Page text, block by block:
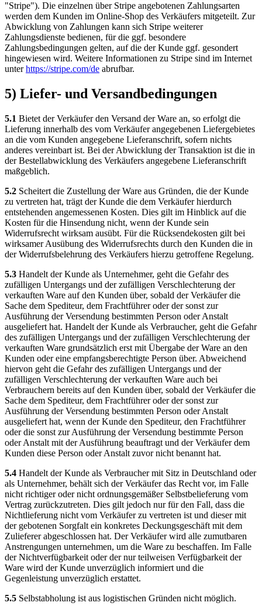
"Stripe"). Die einzelnen über Stripe angebotenen Zahlungsarten
werden dem Kunden im Online-Shop des Verkäufers mitgeteilt. Zur
Abwicklung von Zahlungen kann sich Stripe weiterer
Zahlungsdienste bedienen, für die ggf. besondere
Zahlungsbedingungen gelten, auf die der Kunde ggf. gesondert
hingewiesen wird. Weitere Informationen zu Stripe sind im Internet
unterhttps://stripe.com/de abrufbar.
5) Liefer- und Versandbedingungen
5.1 Bietet der Verkäufer den Versand der Ware an, so erfolgt die
Lieferung innerhalb des vom Verkäufer angegebenen Liefergebietes
an die vom Kunden angegebene Lieferanschrift, sofern nichts
anderes vereinbart ist. Bei der Abwicklung der Transaktion ist die in
der Bestellabwicklung des Verkäufers angegebene Lieferanschrift
maßgeblich.
5.2 Scheitert die Zustellung der Ware aus Gründen, die der Kunde
zu vertreten hat, trägt der Kunde die dem Verkäufer hierdurch
entstehenden angemessenen Kosten. Dies gilt im Hinblick auf die
Kosten für die Hinsendung nicht, wenn der Kunde sein
Widerrufsrecht wirksam ausübt. Für die Rücksendekosten gilt bei
wirksamer Ausübung des Widerrufsrechts durch den Kunden die in
der Widerrufsbelehrung des Verkäufers hierzu getroffene Regelung.
5.3 Handelt der Kunde als Unternehmer, geht die Gefahr des
zufälligen Untergangs und der zufälligen Verschlechterung der
verkauften Ware auf den Kunden über, sobald der Verkäufer die
Sache dem Spediteur, dem Frachtführer oder der sonst zur
Ausführung der Versendung bestimmten Person oder Anstalt
ausgeliefert hat. Handelt der Kunde als Verbraucher, geht die Gefahr
des zufälligen Untergangs und der zufälligen Verschlechterung der
verkauften Ware grundsätzlich erst mit Übergabe der Ware an den
Kunden oder eine empfangsberechtigte Person über. Abweichend
hiervon geht die Gefahr des zufälligen Untergangs und der
zufälligen Verschlechterung der verkauften Ware auch bei
Verbrauchern bereits auf den Kunden über, sobald der Verkäufer die
Sache dem Spediteur, dem Frachtführer oder der sonst zur
Ausführung der Versendung bestimmten Person oder Anstalt
ausgeliefert hat, wenn der Kunde den Spediteur, den Frachtführer
oder die sonst zur Ausführung der Versendung bestimmte Person
oder Anstalt mit der Ausführung beauftragt und der Verkäufer dem
Kunden diese Person oder Anstalt zuvor nicht benannt hat.
5.4 Handelt der Kunde als Verbraucher mit Sitz in Deutschland oder
als Unternehmer, behält sich der Verkäufer das Recht vor, im Falle
nicht richtiger oder nicht ordnungsgemäßer Selbstbelieferung vom
Vertrag zurückzutreten. Dies gilt jedoch nur für den Fall, dass die
Nichtlieferung nicht vom Verkäufer zu vertreten ist und dieser mit
der gebotenen Sorgfalt ein konkretes Deckungsgeschäft mit dem
Zulieferer abgeschlossen hat. Der Verkäufer wird alle zumutbaren
Anstrengungen unternehmen, um die Ware zu beschaffen. Im Falle
der Nichtverfügbarkeit oder der nur teilweisen Verfügbarkeit der
Ware wird der Kunde unverzüglich informiert und die
Gegenleistung unverzüglich erstattet.
5.5 Selbstabholung ist aus logistischen Gründen nicht möglich.